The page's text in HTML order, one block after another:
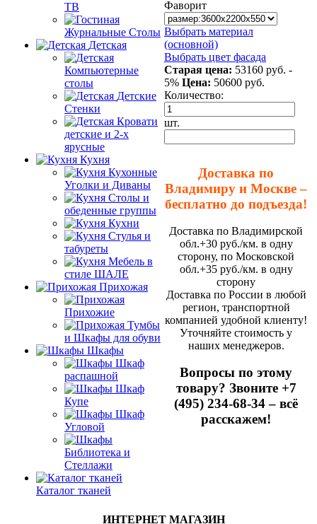
ТВ
Журнальные Столы
Детская
Компьютерные
столы
Детские
Стенки
Кровати
детские и 2-х
ярусные
Кухня
Кухонные
Уголки и Диваны
Столы и
обеденные группы
Кухни
Стулья и
табуреты
Мебель в
стиле ШАЛЕ
Прихожая
Прихожие
Тумбы
и Шкафы для обуви
Шкафы
Шкаф
распашной
Шкаф
Купе
Шкаф
Угловой
Библиотека и
Стеллажи
Каталог тканей
Фаворит
Выбрать материал
(основной)
Выбрать цвет фасада
Старая цена: 53160 руб. -
5% Цена: 50600 руб.
Количество:
шт.
Доставка по
Владимиру и Москве –
бесплатно до подъезда!
Доставка по Владимирской
обл.+30 руб./км. в одну
сторону, по Московской
обл.+35 руб./км. в одну
сторону
Доставка по России в любой
регион, транспортной
компанией удобной клиенту!
Уточняйте стоимость у
наших менеджеров.
Вопросы по этому
товару? Звоните +7
(495) 234-68-34 – всё
расскажем!
ИНТЕРНЕТ МАГАЗИН